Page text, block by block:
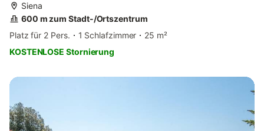
Siena
600 m zum Stadt-/Ortszentrum
Platz für 2 Pers.
1 Schlafzimmer
25 m²
KOSTENLOSE Stornierung